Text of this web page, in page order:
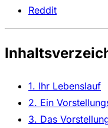
Reddit
1. Ihr Lebenslauf
2. Ein
3. Das